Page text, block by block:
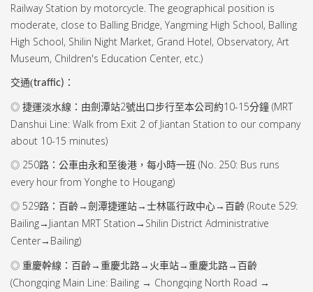
Railway Station by motorcycle. The geographical position is
moderate, close to Balling Bridge, Yangming High School, Balling
High School, Shilin Night Market, Grand Hotel, Observatory, Art
Museum, Children's Education Center, etc.)
交通(traffic) ：
◎ 捷運淡水線：由劍潭站2號出口步行至本公司約10-15分鐘 (MRT
Danshui Line: Walk from Exit 2 of Jiantan Station to our company
about 10-15 minutes)
◎ 250路：公車由永和至後港，每小時一班 (No. 250: Bus runs
every hour from Yonghe to Hougang)
◎ 529路：百齡→劍潭捷運站→士林區行政中心→百齡 (Route 529:
Bailing→ Jiantan MRT Station → Shilin District Administrative
Center→ Bailing)
◎ 重慶幹線：百齡→重慶北路→火車站→重慶北路→百齡
(Chongqing Main Line: Bailing → Chongqing North Road →